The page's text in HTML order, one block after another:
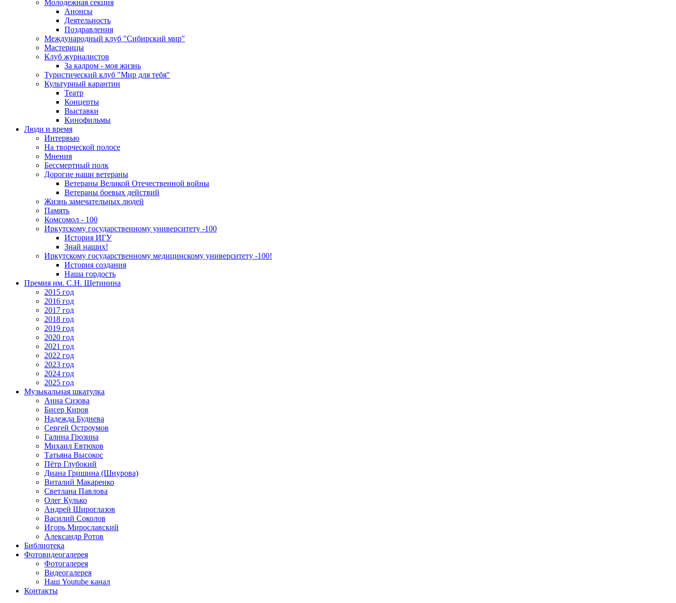
Молодежная секция
Анонсы
Деятельность
Поздравления
Международный клуб "Сибирский мир"
Мастерицы
Клуб журналистов
За кадром - моя жизнь
Туристический клуб "Мир для тебя"
Культурный карантин
Театр
Концерты
Выставки
Кинофильмы
Люди и время
Интервью
На творческой полосе
Мнения
Бессмертный полк
Дорогие наши ветераны
Ветераны Великой Отечественной войны
Ветераны боевых действий
Жизнь замечательных людей
Память
Комсомол - 100
Иркутскому государственному университету -100
История ИГУ
Знай наших!
Иркутскому государственному медицинскому университету -100!
История создания
Наша гордость
Премия им. С.Н. Щетинина
2015 год
2016 год
2017 год
2018 год
2019 год
2020 год
2021 год
2022 год
2023 год
2024 год
2025 год
Музыкальная шкатулка
Анна Сизова
Бисер Киров
Надежда Буднева
Сергей Остроумов
Галина Грозина
Михаил Евтюхов
Татьяна Высокос
Пётр Глубокий
Диана Гришина (Шнурова)
Виталий Макаренко
Светлана Павлова
Олег Кулько
Андрей Широглазов
Василий Соколов
Игорь Мирославский
Александр Ротов
Библиотека
Фотовидеогалерея
Фотогалерея
Видеогалерея
Наш Youtube канал
Контакты